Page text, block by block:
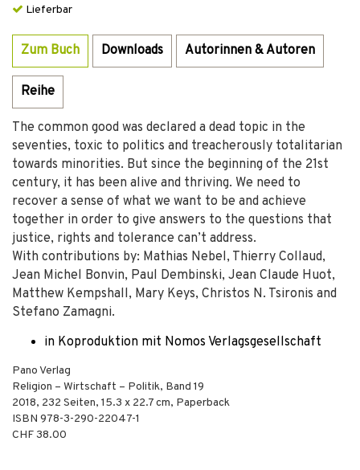
Lieferbar
Zum Buch Downloads Autorinnen & Autoren
Reihe
The common good was declared a dead topic in the
seventies, toxic to politics and treacherously totalitarian
towards minorities. But since the beginning of the 21st
century, it has been alive and thriving. We need to
recover a sense of what we want to be and achieve
together in order to give answers to the questions that
justice, rights and tolerance can’t address.
With contributions by: Mathias Nebel, Thierry Collaud,
Jean Michel Bonvin, Paul Dembinski, Jean Claude Huot,
Matthew Kempshall, Mary Keys, Christos N. Tsironis and
Stefano Zamagni.
in Koproduktion mit Nomos Verlagsgesellschaft
Pano Verlag
Religion – Wirtschaft – Politik, Band 19
2018, 232 Seiten, 15.3 x 22.7 cm, Paperback
ISBN 978-3-290-22047-1
CHF 38.00